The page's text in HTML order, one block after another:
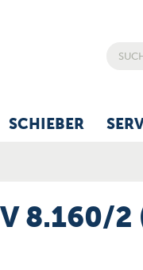
SCHIEBER
8.160/2